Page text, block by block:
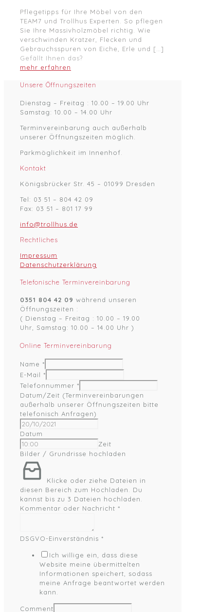
Pflegetipps für Ihre Möbel von den
TEAM7 und Trollhus Experten. So pflegen
Sie Ihre Massivholzmöbel richtig. Wie
verschwinden Kratzer, Flecken und
Gebrauchsspuren von Eiche, Erle und […]
Gefällt Ihnen das?
mehr erfahren
Unsere Öffnungszeiten
Dienstag – Freitag : 10.00 – 19.00 Uhr
Samstag: 10.00 – 14.00 Uhr
Terminvereinbarung auch außerhalb
unserer Öffnungszeiten möglich.
Parkmöglichkeit im Innenhof.
Kontakt
Königsbrücker Str. 45 – 01099 Dresden
Tel: 03 51 – 804 42 09
Fax: 03 51 – 801 17 99
info@trollhus.de
Rechtliches
Impressum
Datenschutzerklärung
Telefonische Terminvereinbarung
0351 804 42 09 während unseren
Öffnungszeiten :
( Dienstag – Freitag : 10.00 – 19.00
Uhr, Samstag: 10.00 – 14.00 Uhr )
Online Terminvereinbarung
Name *
E-Mail *
Telefonnummer *
Datum/Zeit (Terminvereinbarungen
außerhalb unserer Öffnungszeiten bitte
telefonisch Anfragen)
Datum
Zeit
Bilder / Grundrisse hochladen
Klicke oder ziehe Dateien in
diesen Bereich zum Hochladen.
Du
kannst bis zu 3 Dateien hochladen.
Kommentar oder Nachricht *
DSGVO-Einverständnis *
Ich willige ein, dass diese
Website meine übermittelten
Informationen speichert, sodass
meine Anfrage beantwortet werden
kann.
Comment